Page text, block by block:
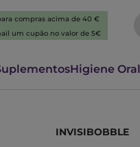
compras acima de 40 €
um cupão no valor de 5€
Higiene Oral
INVISIBOBBLE